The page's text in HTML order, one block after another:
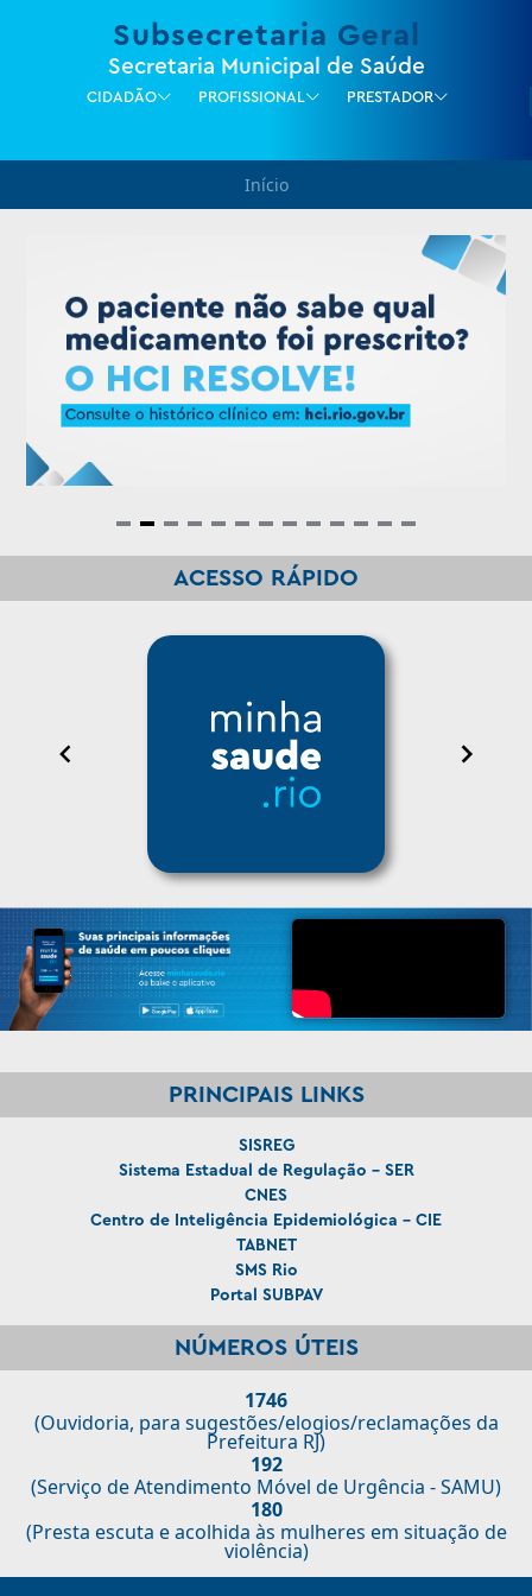
Subsecretaria Geral
Secretaria Municipal de Saúde
CIDADÃO PROFISSIONAL PRESTADOR
Início
ACESSO RÁPIDO
of
8
PRINCIPAIS LINKS
SISREG
Sistema Estadual de Regulação - SER
CNES
Centro de Inteligência Epidemiológica - CIE
TABNET
SMS Rio
Portal SUBPAV
NÚMEROS ÚTEIS
1746
(Ouvidoria, para sugestões/elogios/reclamações da
Prefeitura RJ)
192
(Serviço de Atendimento Móvel de Urgência - SAMU)
180
(Presta escuta e acolhida às mulheres em situação de
violência)